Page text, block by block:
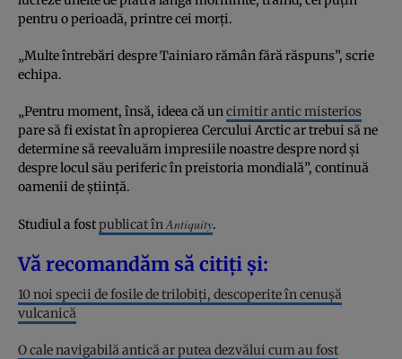
pentru o perioadă, printre cei morți.
„Multe întrebări despre Tainiaro rămân fără răspuns”, scrie
echipa.
„Pentru moment, însă, ideea că uncimitir antic misterios
pare să fi existat în apropierea Cercului Arctic ar trebui să ne
determine să reevaluăm impresiile noastre despre nord și
despre locul său periferic în preistoria mondială”, continuă
oamenii de știință.
Studiul a fostpublicat înAntiquity.
Vă recomandăm să citiți și:
10 noi specii de fosile de trilobiți, descoperite în cenușă
vulcanică
O cale navigabilă antică ar putea dezvălui cum au fost